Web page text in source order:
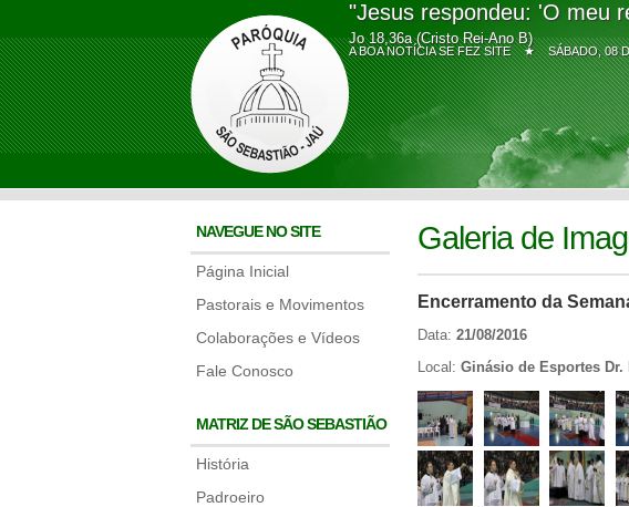
"Jesus respondeu: 'O meu
Jo 18,36a (Cristo Rei-Ano B)
A BOA NOTÍCIA SE FEZ SITE ★SÁBADO, 08
NAVEGUE NO SITE
Página Inicial
Pastorais e Movimentos
Colaborações e Vídeos
Fale Conosco
MATRIZ DE SÃO SEBASTIÃO
História
Padroeiro
Galeria de
Encerramento da
Data: 21/08/2016
Local: Ginásio de Esportes